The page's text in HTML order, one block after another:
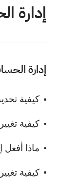
إدارة
إدارة
كيفية
كيفية
ماذا
كيفية